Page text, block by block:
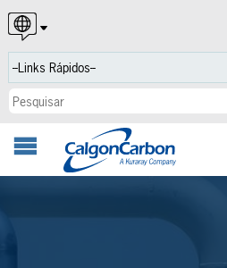
English
Español
Português